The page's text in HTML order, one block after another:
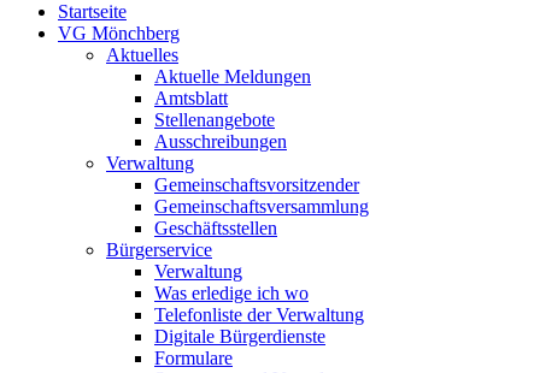
Startseite
VG Mönchberg
Aktuelles
Aktuelle Meldungen
Amtsblatt
Stellenangebote
Ausschreibungen
Verwaltung
Gemeinschaftsvorsitzender
Gemeinschaftsversammlung
Geschäftsstellen
Bürgerservice
Verwaltung
Was erledige ich wo
Telefonliste der Verwaltung
Digitale Bürgerdienste
Formulare